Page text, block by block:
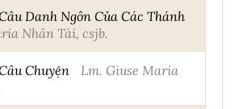
Danh Ngôn Của Các Thánh
Nhân Tài, csjb.
Chuyện
Lm. Giuse Maria